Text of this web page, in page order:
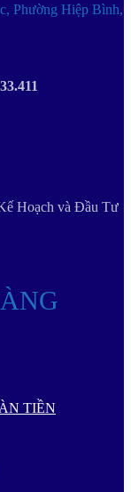
Phường Hiệp Bình,
Hoạch và Đầu Tư
TIỀN